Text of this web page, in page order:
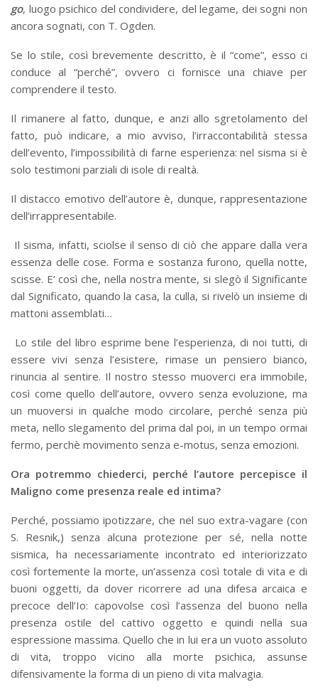
go, luogo psichico del condividere, del legame, dei sogni non
ancora sognati, con T. Ogden.
Se lo stile, così brevemente descritto, è il “come”, esso ci
conduce al “perché”, ovvero ci fornisce una chiave per
comprendere il testo.
Il rimanere al fatto, dunque, e anzi allo sgretolamento del
fatto, può indicare, a mio avviso, l’irraccontabilità stessa
dell’evento, l’impossibilità di farne esperienza: nel sisma si è
solo testimoni parziali di isole di realtà.
Il distacco emotivo dell’autore è, dunque, rappresentazione
dell’irrappresentabile.
Il sisma, infatti, sciolse il senso di ciò che appare dalla vera
essenza delle cose. Forma e sostanza furono, quella notte,
scisse. E’ così che, nella nostra mente, si slegò il Significante
dal Significato, quando la casa, la culla, si rivelò un insieme di
mattoni assemblati…
Lo stile del libro esprime bene l’esperienza, di noi tutti, di
essere vivi senza l’esistere, rimase un pensiero bianco,
rinuncia al sentire. Il nostro stesso muoverci era immobile,
così come quello dell’autore, ovvero senza evoluzione, ma
un muoversi in qualche modo circolare, perché senza più
meta, nello slegamento del prima dal poi, in un tempo ormai
fermo, perchè movimento senza e-motus, senza emozioni.
Ora potremmo chiederci, perché l’autore percepisce il
Maligno come presenza reale ed intima?
Perché, possiamo ipotizzare, che nel suo extra-vagare (con
S. Resnik,) senza alcuna protezione per sé, nella notte
sismica, ha necessariamente incontrato ed interiorizzato
così fortemente la morte, un’assenza così totale di vita e di
buoni oggetti, da dover ricorrere ad una difesa arcaica e
precoce dell’Io: capovolse così l’assenza del buono nella
presenza ostile del cattivo oggetto e quindi nella sua
espressione massima. Quello che in lui era un vuoto assoluto
di vita, troppo vicino alla morte psichica, assunse
difensivamente la forma di un pieno di vita malvagia.